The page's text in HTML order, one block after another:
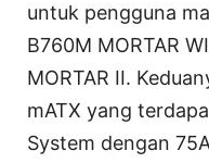
untuk pengguna
B760M MORTAR
MORTAR II.
mATX yang
System dengan